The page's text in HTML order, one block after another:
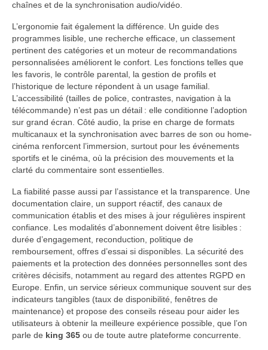
chaînes et de la synchronisation audio/vidéo.
L’ergonomie fait également la différence. Un guide des
programmes lisible, une recherche efficace, un classement
pertinent des catégories et un moteur de recommandations
personnalisées améliorent le confort. Les fonctions telles que
les favoris, le contrôle parental, la gestion de profils et
l’historique de lecture répondent à un usage familial.
L’accessibilité (tailles de police, contrastes, navigation à la
télécommande) n’est pas un détail : elle conditionne l’adoption
sur grand écran. Côté audio, la prise en charge de formats
multicanaux et la synchronisation avec barres de son ou home-
cinéma renforcent l’immersion, surtout pour les événements
sportifs et le cinéma, où la précision des mouvements et la
clarté du commentaire sont essentielles.
La fiabilité passe aussi par l’assistance et la transparence. Une
documentation claire, un support réactif, des canaux de
communication établis et des mises à jour régulières inspirent
confiance. Les modalités d’abonnement doivent être lisibles :
durée d’engagement, reconduction, politique de
remboursement, offres d’essai si disponibles. La sécurité des
paiements et la protection des données personnelles sont des
critères décisifs, notamment au regard des attentes RGPD en
Europe. Enfin, un service sérieux communique souvent sur des
indicateurs tangibles (taux de disponibilité, fenêtres de
maintenance) et propose des conseils réseau pour aider les
utilisateurs à obtenir la meilleure expérience possible, que l’on
parle de king 365 ou de toute autre plateforme concurrente.